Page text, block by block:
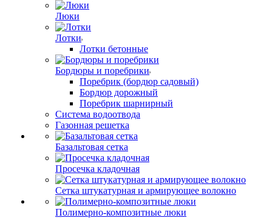
Люки
Лотки
Лотки бетонные
Бордюры и поребрики
Поребрик (бордюр садовый)
Бордюр дорожный
Поребрик шарнирный
Система водоотвода
Газонная решетка
Базальтовая сетка
Просечка кладочная
Сетка штукатурная и армирующее волокно
Полимерно-композитные люки